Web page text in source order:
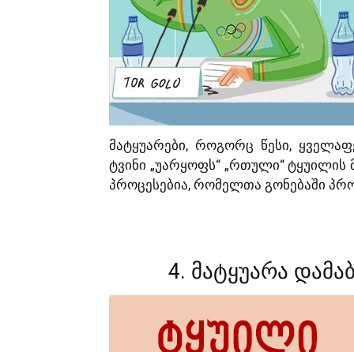
მატყუარები, როგორც წესი,
ტვინი „უარყოფს“ „რთული“
პროცესებია, რომელთა გონებაში
4. მატყუარა